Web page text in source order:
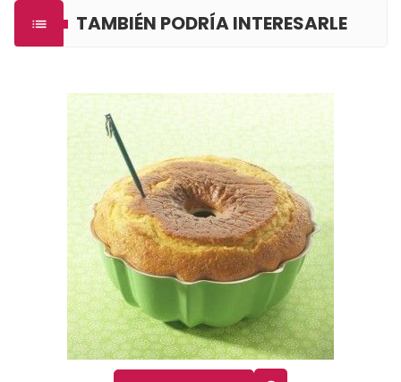
 TAMBIÉN PODRÍA INTERESARLE